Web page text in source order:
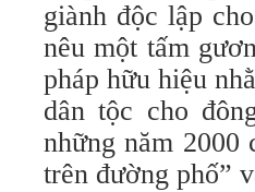
giành độc lập
nêu một tấm
pháp hữu hiệu
dân tộc cho
những năm 2000
trên đường phố”